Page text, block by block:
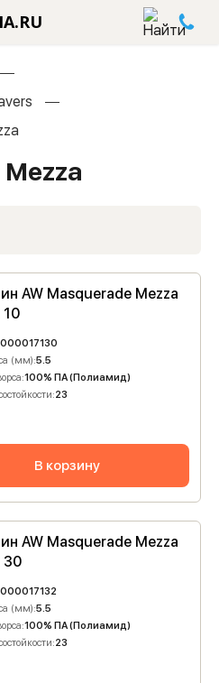
AW Masquerade Mezza
10
000017130
(мм):5.5
100% ПА (Полиамид)
23
В корзину
AW Masquerade Mezza
30
000017132
(мм):5.5
100% ПА (Полиамид)
23